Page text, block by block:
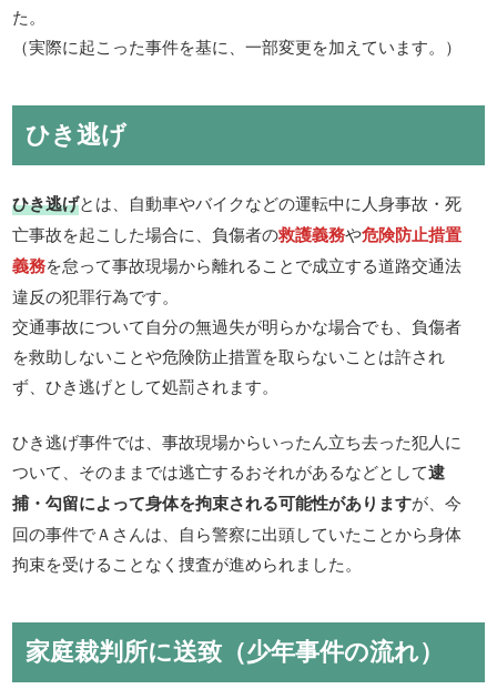
た。
（実際に起こった事件を基に、一部変更を加えています。）
ひき逃げ
ひき逃げとは、自動車やバイクなどの運転中に人身事故・死
亡事故を起こした場合に、負傷者の救護義務や危険防止措置
義務を怠って事故現場から離れることで成立する道路交通法
違反の犯罪行為です。
交通事故について自分の無過失が明らかな場合でも、負傷者
を救助しないことや危険防止措置を取らないことは許され
ず、ひき逃げとして処罰されます。
ひき逃げ事件では、事故現場からいったん立ち去った犯人に
ついて、そのままでは逃亡するおそれがあるなどとして逮
捕・勾留によって身体を拘束される可能性がありますが、今
回の事件でＡさんは、自ら警察に出頭していたことから身体
拘束を受けることなく捜査が進められました。
家庭裁判所に送致（少年事件の流れ）